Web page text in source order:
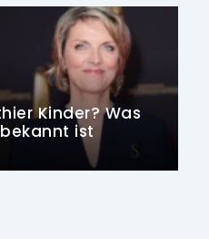
Kinder? Was
ist